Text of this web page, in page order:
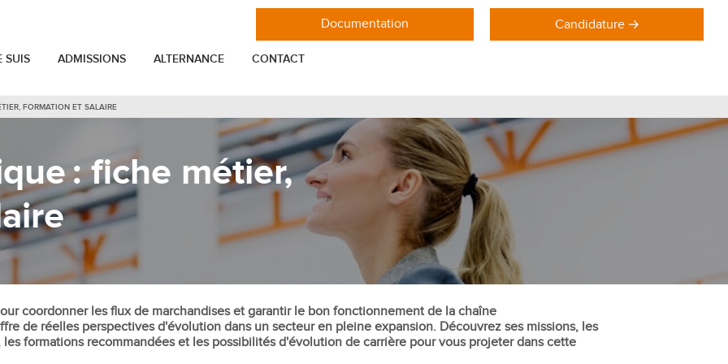
: fiche métier,
FORMATION ET SALAIRE
coordonner les flux de marchandises et garantir le bon fonctionnement de la chaîne
de réelles perspectives d'évolution dans un secteur en pleine expansion. Découvrez ses missions, les
formations recommandées et les possibilités d'évolution de carrière pour vous projeter dans cette
Documentation Candidature
VIE ÉTUDIANTE
Toutes les actualités de l'ESGCI
Les associations étudiantes de l'ESGCI
Se loger à Paris en étudiant à l'ESGCI
ENTREPRISE
Entreprise
Projets professionnels
Client
MASTÈRES
Mastère Stratégie et Marketing
Mastère Marketing Digital
Mastère Ingénieur commercial IT
Mastère Entrepreneuriat Management
Mastère Marketing et Communication
Mastère Communication digitale,
réseaux sociaux et influence
DOMAINES DE FORMATION
Formations Marketing
Formations Commerce
Formations Communication
Formations Achat Logistique
SUIS ADMISSIONS ALTERNANCE CONTACT